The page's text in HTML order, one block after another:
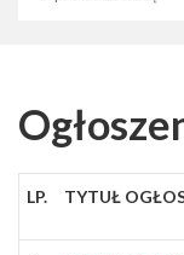
LP. TYTUŁ